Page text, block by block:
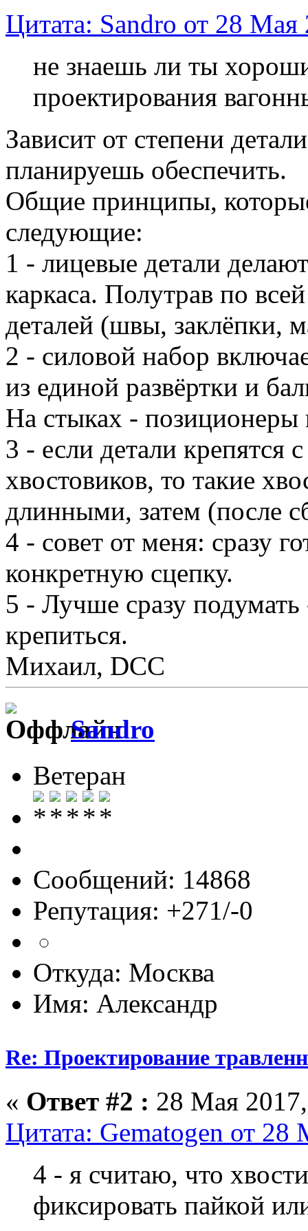
Цитата: Sandro от 28
не знаешь ли ты
проектирования
Зависит от степени
планируешь обеспечить.
Общие принципы,
следующие:
1 - лицевые детали
каркаса. Полутрав по
деталей (швы, заклёпки,
2 - силовой набор
из единой развёртки и
На стыках -
3 - если детали крепятся
хвостовиков, то такие
длинными, затем (после
4 - совет от меня: сразу
конкретную сцепку.
5 - Лучше сразу подумать
крепиться.
Михаил, DCC
Sandro
Ветеран
Сообщений: 14868
Репутация: +271/-0
Откуда: Москва
Имя: Александр
Re: Проектирование
« Ответ #2 : 28 Мая
Цитата: Gematogen от
4 - я считаю, что
фиксировать пайкой